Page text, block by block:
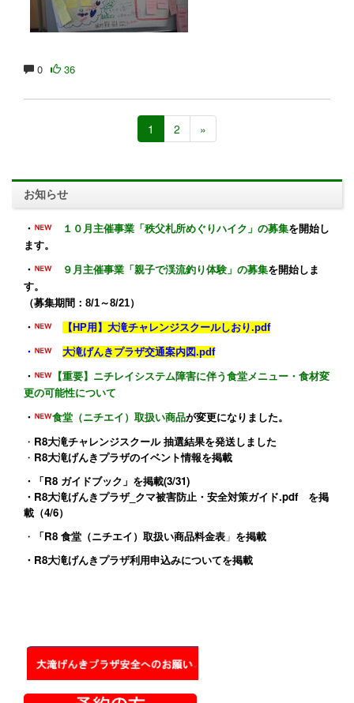
0 36
1 2 »
お知らせ
・ １０月主催事業「秩父札所めぐりハイク」の募集を開始し
ます。
・ ９月主催事業「親子で渓流釣り体験」の募集を開始しま
す。
（募集期間：8/1～8/21）
・ 【HP用】大滝チャレンジスクールしおり.pdf
・ 大滝げんきプラザ交通案内図.pdf
・
【重要】ニチレイシステム障害に伴う食堂メニュー・食材変
更の可能性について
・ 食堂（ニチエイ）取扱い商品が変更になりました。
・ R8大滝チャレンジスクール 抽選結果を発送しました
・ R8大滝げんきプラザのイベント情報を掲載
・ 「R8 ガイドブック」 を掲載(3/31)
・ R8大滝げんきプラザ_クマ被害防止・安全対策ガイド.pdfを掲
載（4/6）
・
「R8 食堂（ニチエイ）取扱い商品料金表 」 を掲載
・ R8大滝げんきプラザ利用申込みについてを掲載